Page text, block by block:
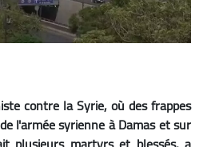
contre la Syrie, où des frappes
l'armée syrienne à Damas et sur